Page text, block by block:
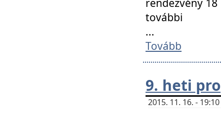
további
...
Tovább
9. heti
2015. 11. 16. -